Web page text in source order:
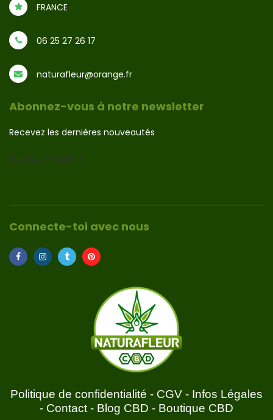
FRANCE
06 25 27 26 17
naturafleur@orange.fr
Abonnez-vous à notre newsletter
Recevez les dernières nouveautés
[sibwp_form id=1]
Connecte-toi avec nous
Politique de confidentialité - CGV - Infos Légales
- Contact - Blog CBD - Boutique CBD